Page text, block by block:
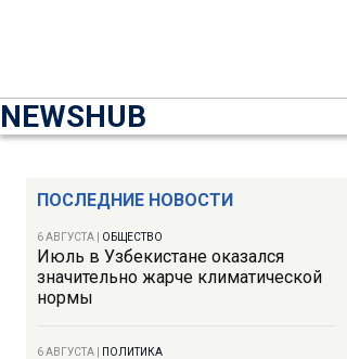
NEWSHUB
ПОСЛЕДНИЕ НОВОСТИ
6 АВГУСТА ОБЩЕСТВО
Июль в Узбекистане оказался
значительно жарче климатической
нормы
6 АВГУСТА ПОЛИТИКА